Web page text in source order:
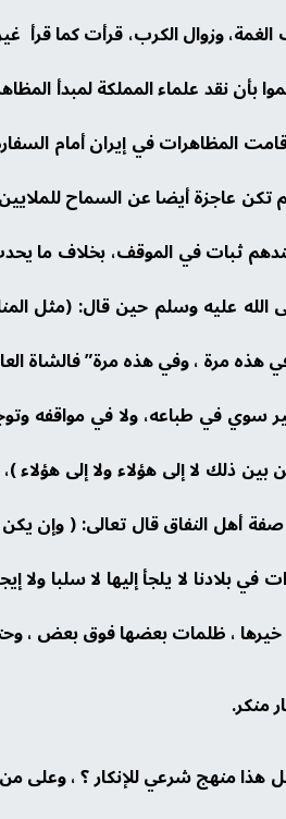
الغمة، وزوال الكرب، قرأت كما
بأن نقد علماء المملكة لمبدأ
المظاهرات في إيران أمام
تكن عاجزة أيضا عن السماح
ثبات في الموقف، بخلاف ما
عليه وسلم حين قال: (مثل
مرة ، وفي هذه مرة” فالشاة
في طباعه، ولا في مواقفه
ذلك لا إلى هؤلاء ولا إلى هؤلاء
أهل النفاق قال تعالى: ( وإن
بلادنا لا يلجأ إليها لا سلبا
، ظلمات بعضها فوق بعض ، وحتى
منهج شرعي للإنكار ؟ ، وعلى من